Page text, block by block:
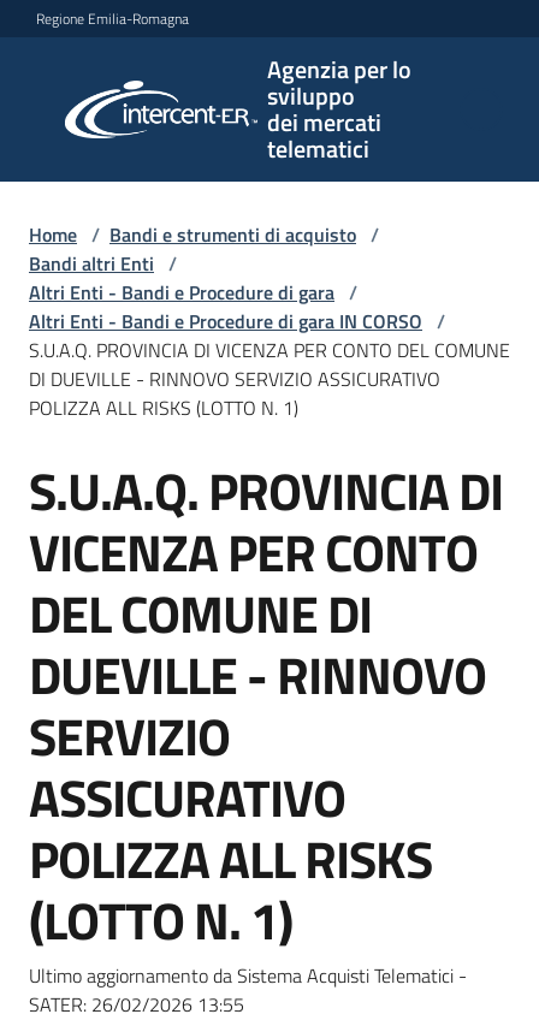
Vai al contenuto
Vai alla navigazione
Vai al footer
Regione Emilia-Romagna
Agenzia per lo
sviluppo
dei mercati
telematici
per lo
sviluppo
telematici
L'Agenzia
e
strumenti
acquisto
Supporto
Piattaforme
telematiche
site
Home / Bandi e strumenti di acquisto /
Bandi altri Enti /
Altri Enti - Bandi e Procedure di gara /
Altri Enti - Bandi e Procedure di gara IN CORSO /
S.U.A.Q. PROVINCIA DI VICENZA PER CONTO DEL COMUNE
DI DUEVILLE - RINNOVO SERVIZIO ASSICURATIVO
POLIZZA ALL RISKS (LOTTO N. 1)
Salta al contenuto
S.U.A.Q. PROVINCIA DI
VICENZA PER CONTO
DEL COMUNE DI
DUEVILLE - RINNOVO
SERVIZIO
ASSICURATIVO
POLIZZA ALL RISKS
(LOTTO N. 1)
Ultimo aggiornamento da Sistema Acquisti Telematici -
SATER: 26/02/2026 13:55